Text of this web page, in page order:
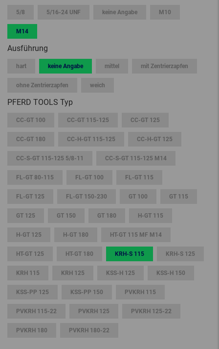
5/8 5/16-24 UNF keine Angabe M10
M14
Ausführung
hart keine Angabe mittel mit Zentrierzapfen
ohne Zentrierzapfen weich
PFERD TOOLS Typ
CC-GT 100 CC-GT 115-125 CC-GT 125
CC-GT 180 CC-H-GT 115-125 CC-H-GT 125
CC-S-GT 115-125 5/8-11 CC-S-GT 115-125 M14
FL-GT 80-115 FL-GT 100 FL-GT 115
FL-GT 125 FL-GT 150-230 GT 100 GT 115
GT 125 GT 150 GT 180 H-GT 115
H-GT 125 H-GT 180 HT-GT 115 MF M14
HT-GT 125 HT-GT 180 KRH-S 115 KRH-S 125
KRH 115 KRH 125 KSS-H 125 KSS-H 150
KSS-PP 125 KSS-PP 150 PVKRH 115
PVKRH 115-22 PVKRH 125 PVKRH 125-22
PVKRH 180 PVKRH 180-22